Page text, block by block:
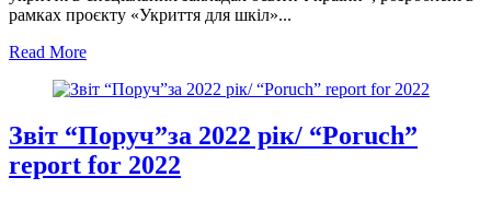
рамках проєкту «Укриття для шкіл»...
Read More
Звіт “Поруч”за 2022 рік/ “Poruch”
report for 2022